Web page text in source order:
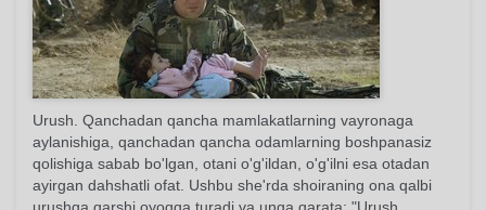
Urush. Qanchadan qancha mamlakatlarning vayronaga
aylanishiga, qanchadan qancha odamlarning boshpanasiz
qolishiga sabab bo'lgan, otani o'g'ildan, o'g'ilni esa otadan
ayirgan dahshatli ofat. Ushbu she'rda shoiraning ona qalbi